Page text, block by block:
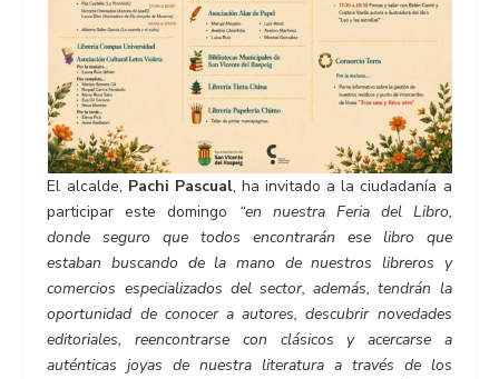
El alcalde, Pachi Pascual, ha invitado a la ciudadanía a
participar este domingo “en nuestra Feria del Libro,
donde seguro que todos encontrarán ese libro que
estaban buscando de la mano de nuestros libreros y
comercios especializados del sector, además, tendrán la
oportunidad de conocer a autores, descubrir novedades
editoriales, reencontrarse con clásicos y acercarse a
auténticas joyas de nuestra literatura a través de los